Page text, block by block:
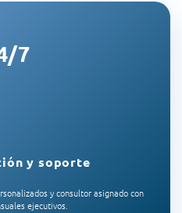
7
y soporte
y consultor asignado con
ejecutivos.